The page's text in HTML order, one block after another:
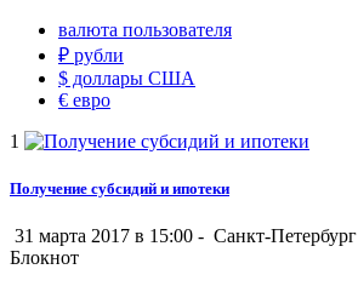
валюта пользователя
₽ рубли
$ доллары США
€ евро
1
Получение субсидий и ипотеки
31 марта 2017 в 15:00 - Санкт-Петербург
Блокнот